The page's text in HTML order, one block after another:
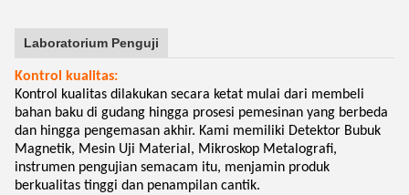
Laboratorium Penguji
Kontrol kualitas:
Kontrol kualitas dilakukan secara ketat mulai dari membeli
bahan baku di gudang hingga prosesi pemesinan yang berbeda
dan hingga pengemasan akhir. Kami memiliki Detektor Bubuk
Magnetik, Mesin Uji Material, Mikroskop Metalografi,
instrumen pengujian semacam itu, menjamin produk
berkualitas tinggi dan penampilan cantik.